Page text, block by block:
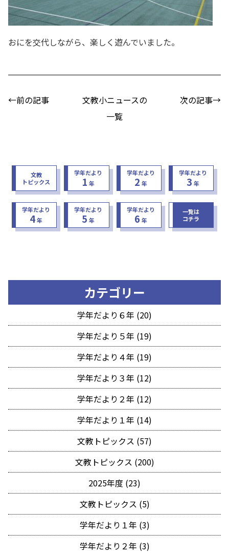
おにを交代しながら、楽しく遊んでいました。
←前の記事
文教小ニュースの
一覧
次の記事→
文教
トピックス
学年だより
1 年
学年だより
2 年
学年だより
3 年
学年だより
4年
学年だより
5 年
学年だより
6 年
一覧は
コチラ
カテゴリー
学年だより６年 (20)
学年だより５年 (19)
学年だより４年 (19)
学年だより３年 (12)
学年だより２年 (12)
学年だより１年 (14)
文教トピックス (57)
文教トピックス (200)
2025年度 (23)
文教トピックス (5)
学年だより１年 (3)
学年だより２年 (3)